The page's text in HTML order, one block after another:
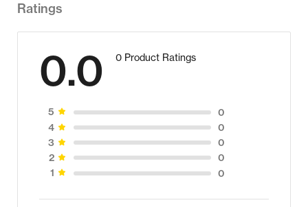
Ratings
0.0 0 Product Ratings
5
0
4
0
3
0
2
0
1
0